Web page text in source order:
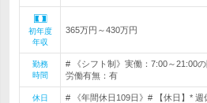
初年度
年収
365万円～430万円
勤務
時間
# 《シフト制》実働：7:00～21:00
労働有無：有
休日
# 《年間休日109日》# 【休日】*